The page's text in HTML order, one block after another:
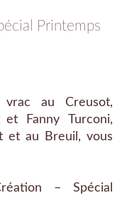
Printemps
vrac au Creusot,
Fanny Turconi,
et au Breuil, vous
– Spécial